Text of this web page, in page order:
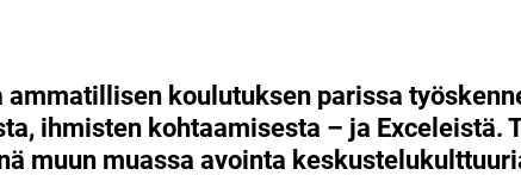
ammatillisen koulutuksen parissa
ihmisten kohtaamisesta – ja Exceleistä.
muun muassa avointa